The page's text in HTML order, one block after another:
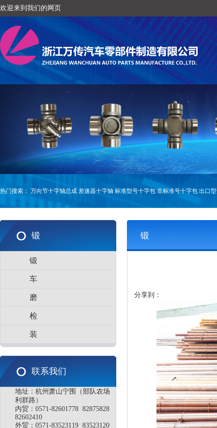
欢迎来到我们的网页
热门搜索： 万向节十字轴总成 差速器十字轴 标准型号十字包 非标准号十字包 出口
锻
锻
车
磨
检
装
联系我们
地址：杭州萧山宁围（部队农场
利群路）
内贸：0571-82601778 82875828
82602410
外贸：0571-83523119 83523120
锻
分享到：